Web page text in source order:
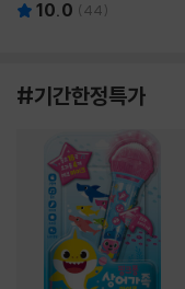
10.0 (44)
#기간한정특가